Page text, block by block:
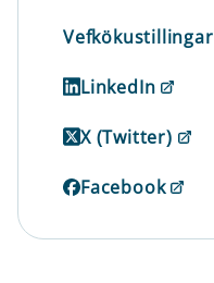
Vefkökustillingar
LinkedIn
X (Twitter)
Facebook